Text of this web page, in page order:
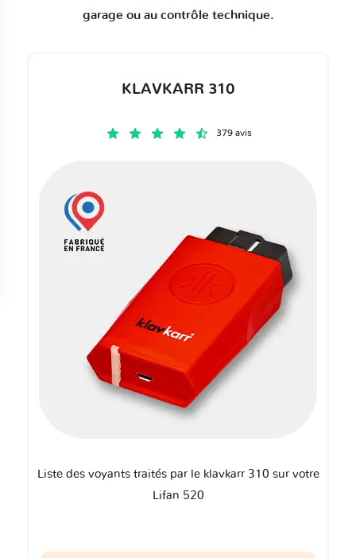
garage ou au contrôle technique.
KLAVKARR 310
379 avis
Liste des voyants traités par le klavkarr 310 sur votre
Lifan 520